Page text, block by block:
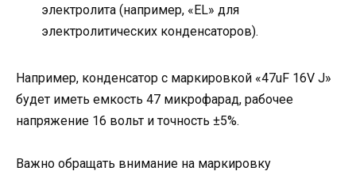
электролита (например, «EL» для
электролитических конденсаторов).
Например, конденсатор с маркировкой «47uF 16V J»
будет иметь емкость 47 микрофарад, рабочее
напряжение 16 вольт и точность ±5%.
Важно обращать внимание на маркировку